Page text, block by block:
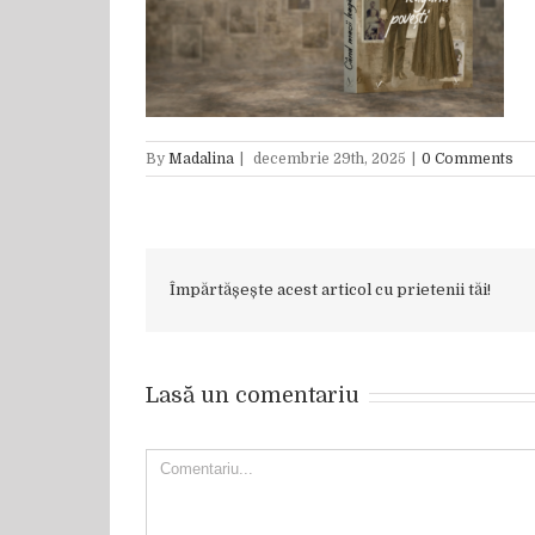
By Madalina decembrie 29th, 2025 0 Comments
Împărtășește acest articol cu prietenii tăi!
Lasă un comentariu
Comment